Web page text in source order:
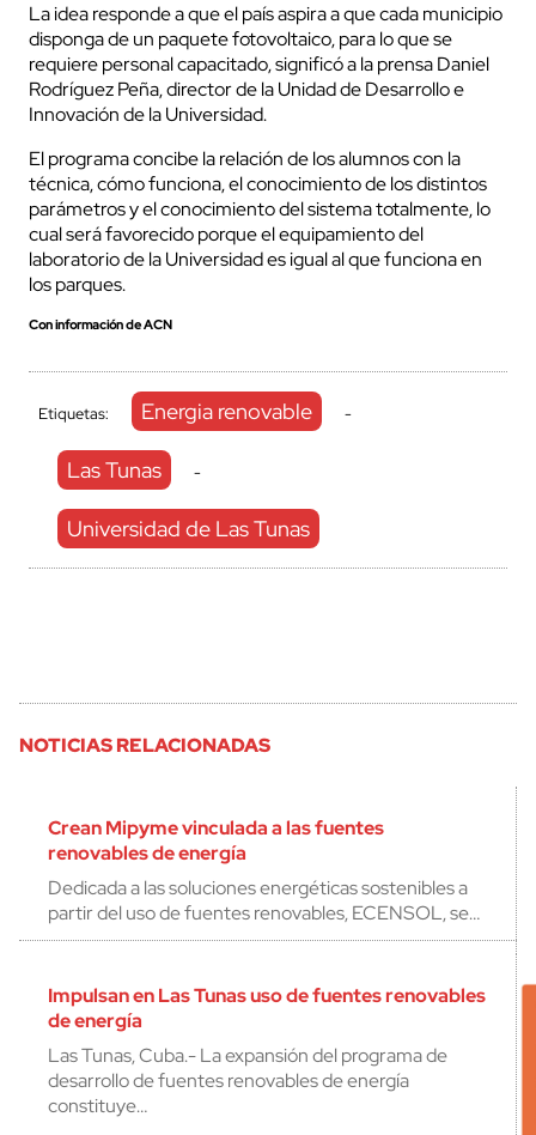
La idea responde a que el país aspira a que cada municipio
disponga de un paquete fotovoltaico, para lo que se
requiere personal capacitado, significó a la prensa Daniel
Rodríguez Peña, director de la Unidad de Desarrollo e
Innovación de la Universidad.
El programa concibe la relación de los alumnos con la
técnica, cómo funciona, el conocimiento de los distintos
parámetros y el conocimiento del sistema totalmente, lo
cual será favorecido porque el equipamiento del
laboratorio de la Universidad es igual al que funciona en
los parques.
Con información de ACN
Etiquetas: Energia renovable -
Las Tunas -
Universidad de Las Tunas
NOTICIAS RELACIONADAS
Crean Mipyme vinculada a las fuentes
renovables de energía
Dedicada a las soluciones energéticas sostenibles a
partir del uso de fuentes renovables, ECENSOL, se…
Impulsan en Las Tunas uso de fuentes renovables
de energía
Las Tunas, Cuba.- La expansión del programa de
desarrollo de fuentes renovables de energía
constituye…